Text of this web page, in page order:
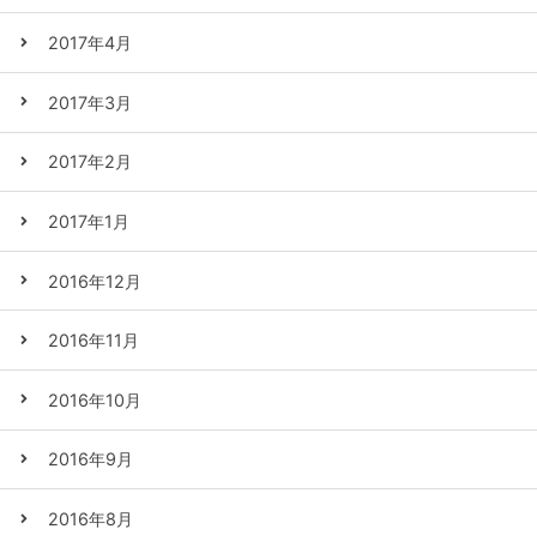
2017年4月
2017年3月
2017年2月
2017年1月
2016年12月
2016年11月
2016年10月
2016年9月
2016年8月